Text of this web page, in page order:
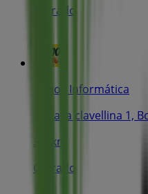
Cerrado
Dynos Informática
plaza la clavellina 1,
3.4 km
Cerrado